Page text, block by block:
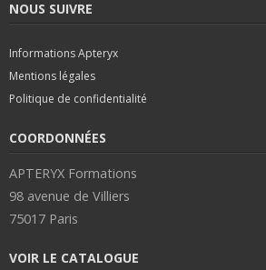
NOUS SUIVRE
Informations Apteryx
Mentions légales
Politique de confidentialité
COORDONNÉES
APTERYX Formations
98 avenue de Villiers
75017 Paris
VOIR LE CATALOGUE